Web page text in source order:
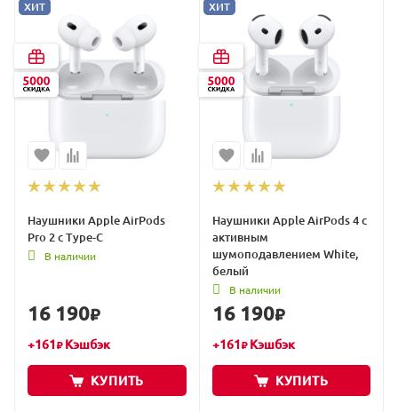
ХИТ
Наушники Apple AirPods
Pro 2 с Type‐C
В наличии
16 190₽
+161₽Кэшбэк
КУПИТЬ
ХИТ
Наушники Apple AirPods 4 с
активным
шумоподавлением White,
белый
В наличии
16 190₽
+161₽Кэшбэк
КУПИТЬ